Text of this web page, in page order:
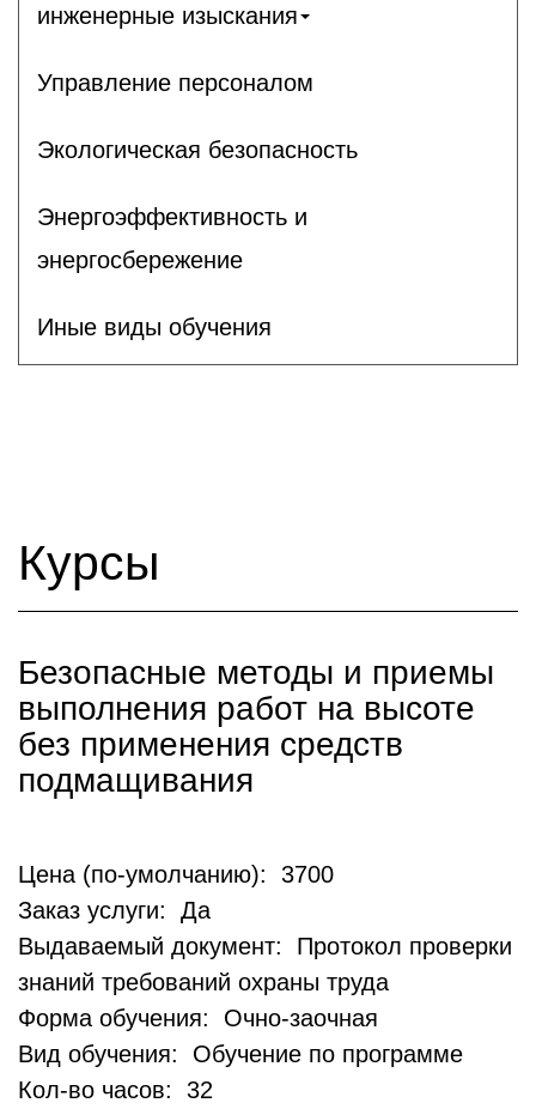
инженерные изыскания
Управление персоналом
Экологическая безопасность
Энергоэффективность и
энергосбережение
Иные виды обучения
Курсы
Безопасные методы и приемы
выполнения работ на высоте
без применения средств
подмащивания
Цена (по-умолчанию): 3700
Заказ услуги: Да
Выдаваемый документ: Протокол проверки
знаний требований охраны труда
Форма обучения: Очно-заочная
Вид обучения: Обучение по программе
Кол-во часов: 32